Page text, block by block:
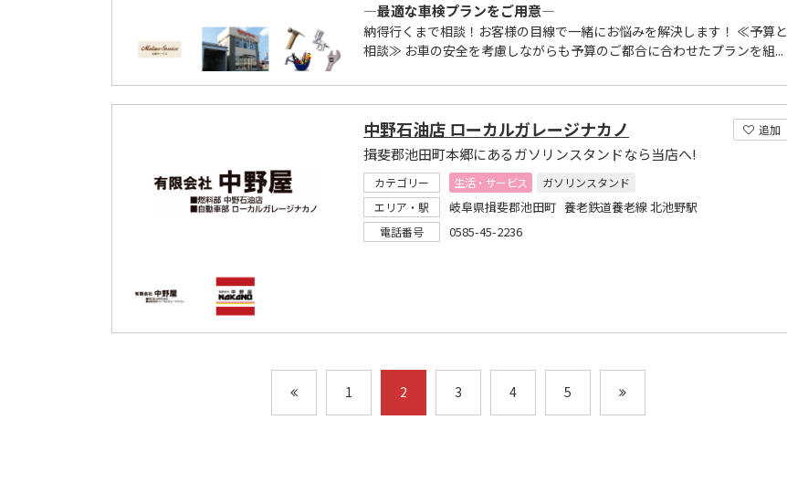
―最適な車検プランをご用意―
納得行くまで相談！お客様の目線で一緒にお悩みを解決します！ ≪予算と
相談≫ お車の安全を考慮しながらも予算のご都合に合わせたプランを組...
追加
中野石油店 ローカルガレージナカノ
揖斐郡池田町本郷にあるガソリンスタンドなら当店へ!
カテゴリー 生活・サービス
ガソリンスタンド
エリア・駅
岐阜県揖斐郡池田町 養老鉄道養老線 北池野駅
電話番号 0585-45-2236
1 2 3 4 5